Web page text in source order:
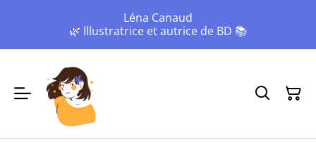
Léna Canaud
🌿 Illustratrice et autrice de BD 📚